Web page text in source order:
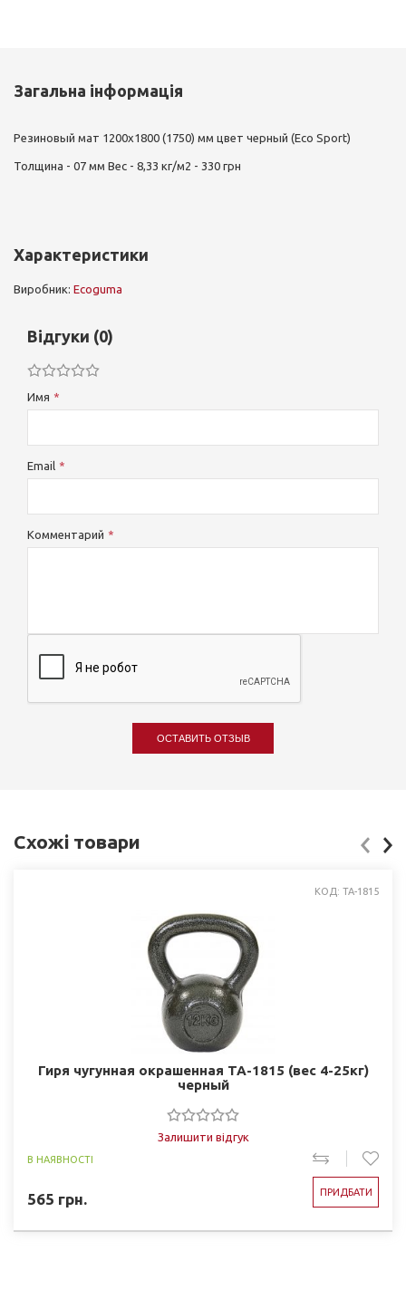
Загальна інформація
Резиновый мат 1200х1800 (1750) мм цвет черный (Eco Sport)
Толщина - 07 мм Вес - 8,33 кг/м2 - 330 грн
Характеристики
Виробник: Ecoguma
Відгуки (0)
Имя
Email
Комментарий
ОСТАВИТЬ ОТЗЫВ
Схожі товари
КОД: TA-1815
Гиря чугунная окрашенная TA-1815 (вес 4-25кг)
черный
Залишити відгук
В НАЯВНОСТІ
565 грн. ПРИДБАТИ